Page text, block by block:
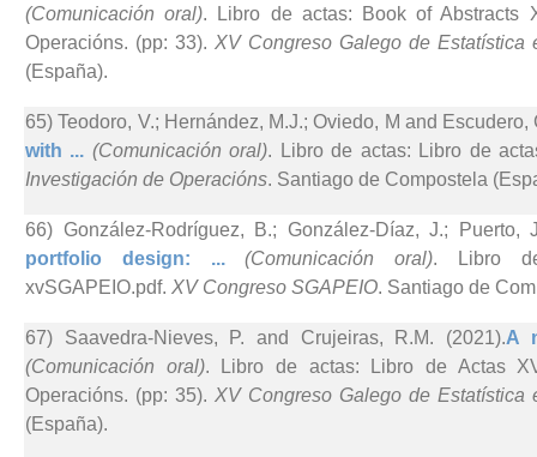
(Comunicación oral). Libro de actas: Book of Abstracts
Operacións. (pp: 33). XV Congreso Galego de Estatística
(España).
65) Teodoro, V.; Hernández, M.J.; Oviedo, M and Escudero,
with ... (Comunicación oral). Libro de actas: Libro de
Investigación de Operacións. Santiago de Compostela
66) González-Rodríguez, B.; González-Díaz, J.;
portfolio design: ...(Comunicación oral). Libro de
xvSGAPEIO.pdf. XV Congreso SGAPEIO. Santiago de
67) Saavedra-Nieves, P. and Crujeiras, R.M. (2021).A
(Comunicación oral). Libro de actas: Libro de Actas
Operacións. (pp: 35). XV Congreso Galego de Estatística
(España).